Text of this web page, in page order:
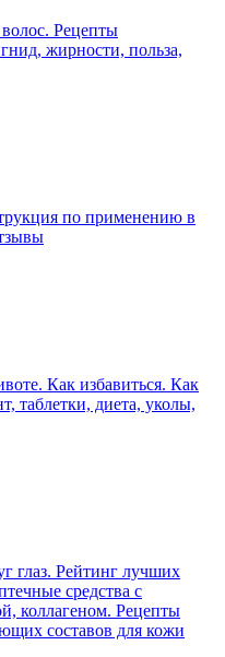
Рецепты
жирности, польза,
по применению в
Как избавиться. Как
таблетки, диета, уколы,
глаз. Рейтинг лучших
средства с
коллагеном. Рецепты
составов для кожи